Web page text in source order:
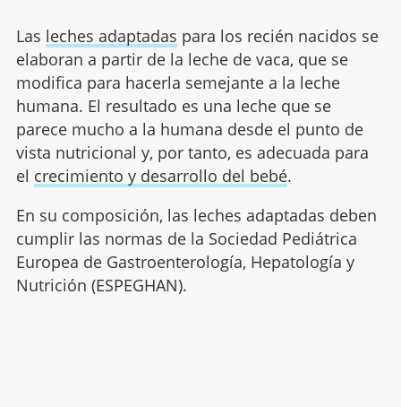
Las leches adaptadas para los recién nacidos se
elaboran a partir de la leche de vaca, que se
modifica para hacerla semejante a la leche
humana. El resultado es una leche que se
parece mucho a la humana desde el punto de
vista nutricional y, por tanto, es adecuada para
el crecimiento y desarrollo del bebé.
En su composición, las leches adaptadas deben
cumplir las normas de la Sociedad Pediátrica
Europea de Gastroenterología, Hepatología y
Nutrición (ESPEGHAN).